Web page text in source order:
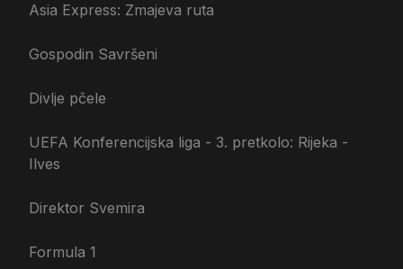
Asia Express: Zmajeva ruta
Gospodin Savršeni
Divlje pčele
UEFA Konferencijska liga - 3. pretkolo: Rijeka -
Ilves
Direktor Svemira
Formula 1